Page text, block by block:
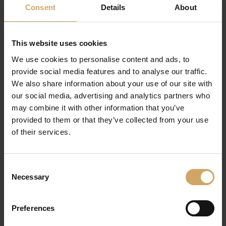
Consent Details About
This website uses cookies
We use cookies to personalise content and ads, to
provide social media features and to analyse our traffic.
We also share information about your use of our site with
our social media, advertising and analytics partners who
may combine it with other information that you’ve
provided to them or that they’ve collected from your use
of their services.
Selection
Necessary
Preferences
Facebook
Εισάγετε όνομα, email ή τηλεφωνικό
αριθμό, δημιουργήστε κωδικό,
επιβεβαιώστε μέσω email ή SMS.
Παραθέστε προσωπικά στοιχεία,
ελέγξτε τη δεύτερη μέθοδο
επαλήθευσης, επιλέξτε τις
προτιμήσεις απορρήτου.
Εισαγάγετε επαγγελματικά
δεδομένα, επαληθεύστε το email,
Η Σημασία της Ολοκλήρωσης της
Μόλις ολοκληρωθεί η δημιουργία λογαριασμού, η